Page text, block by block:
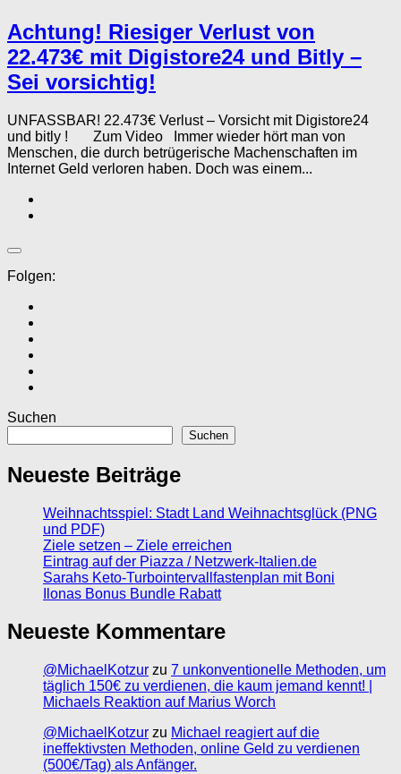
Achtung! Riesiger Verlust von
22.473€ mit Digistore24 und Bitly –
Sei vorsichtig!
UNFASSBAR! 22.473€ Verlust – Vorsicht mit Digistore24
und bitly ! Zum Video Immer wieder hört man von
Menschen, die durch betrügerische Machenschaften im
Internet Geld verloren haben. Doch was einem...
Folgen:
Suchen
Suchen
Neueste Beiträge
Weihnachtsspiel: Stadt Land Weihnachtsglück (PNG
und PDF)
Ziele setzen – Ziele erreichen
Eintrag auf der Piazza / Netzwerk-Italien.de
Sarahs Keto-Turbointervallfastenplan mit Boni
Ilonas Bonus Bundle Rabatt
Neueste Kommentare
@MichaelKotzur zu 7 unkonventionelle Methoden, um
täglich 150€ zu verdienen, die kaum jemand kennt! |
Michaels Reaktion auf Marius Worch
@MichaelKotzur zu Michael reagiert auf die
ineffektivsten Methoden, online Geld zu verdienen
(500€/Tag) als Anfänger.